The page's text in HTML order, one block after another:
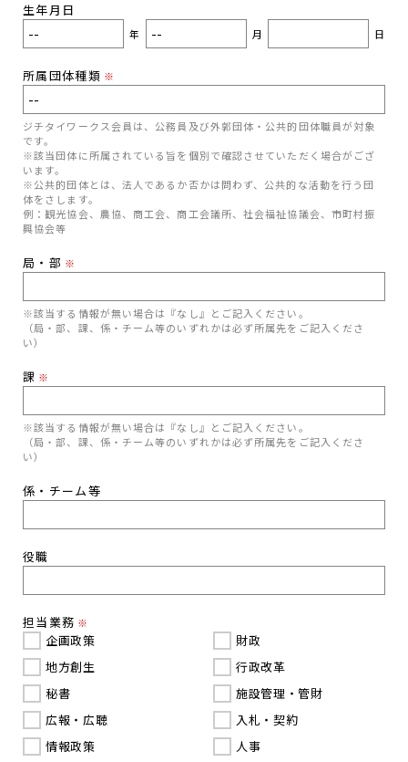
生年月日
年 月 日
所属団体種類 ※
ジチタイワークス会員は、公務員及び外郭団体・公共的団体職員が対象
です。
※該当団体に所属されている旨を個別で確認させていただく場合がござ
います。
※公共的団体とは、法人であるか否かは問わず、公共的な活動を行う団
体をさします。
例：観光協会、農協、商工会、商工会議所、社会福祉協議会、市町村振
興協会等
局・部 ※
※該当する情報が無い場合は『なし』とご記入ください。
（局・部、課、係・チーム等のいずれかは必ず所属先をご記入くださ
い）
課 ※
※該当する情報が無い場合は『なし』とご記入ください。
（局・部、課、係・チーム等のいずれかは必ず所属先をご記入くださ
い）
係・チーム等
役職
担当業務 ※
企画政策
地方創生
秘書
広報・広聴
情報政策
財政
行政改革
施設管理・管財
入札・契約
人事